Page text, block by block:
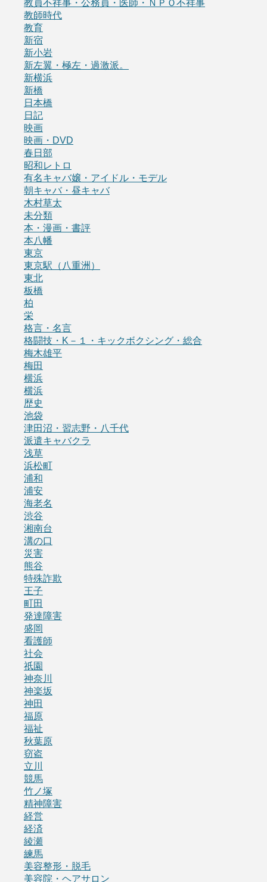
教員不祥事・公務員・医師・ＮＰＯ不祥事
教師時代
教育
新宿
新小岩
新左翼・極左・過激派。
新横浜
新橋
日本橋
日記
映画
映画・DVD
春日部
昭和レトロ
有名キャバ嬢・アイドル・モデル
朝キャバ・昼キャバ
木村草太
未分類
本・漫画・書評
本八幡
東京
東京駅（八重洲）
東北
板橋
柏
栄
格言・名言
格闘技・K－１・キックボクシング・総合
梅木雄平
梅田
横浜
横浜
歴史
池袋
津田沼・習志野・八千代
派遣キャバクラ
浅草
浜松町
浦和
浦安
海老名
渋谷
湘南台
溝の口
災害
熊谷
特殊詐欺
王子
町田
発達障害
盛岡
看護師
社会
祇園
神奈川
神楽坂
神田
福原
福祉
秋葉原
窃盗
立川
競馬
竹ノ塚
精神障害
経営
経済
綾瀬
練馬
美容整形・脱毛
美容院・ヘアサロン